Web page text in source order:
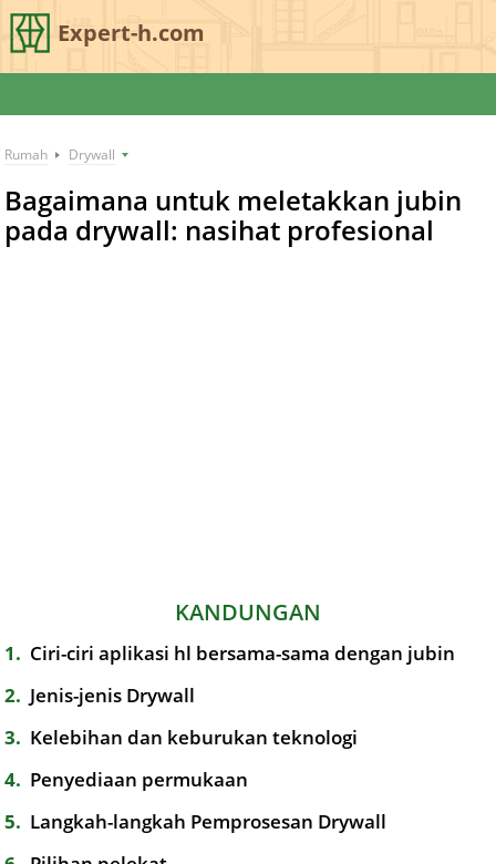
Expert-h.com
Rumah Drywall
Bagaimana untuk meletakkan jubin
pada drywall: nasihat profesional
KANDUNGAN
1
Ciri-ciri aplikasi hl bersama-sama dengan jubin
2
Jenis-jenis Drywall
3
Kelebihan dan keburukan teknologi
4
Penyediaan permukaan
5
Langkah-langkah Pemprosesan Drywall